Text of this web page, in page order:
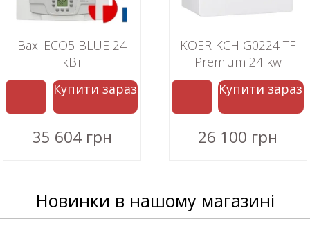
Baxi ECO5 BLUE 24
кВт
Купити зараз
35 604 грн
KOER KCH G0224 TF
Premium 24 kw
Купити зараз
26 100 грн
Новинки в нашому магазині